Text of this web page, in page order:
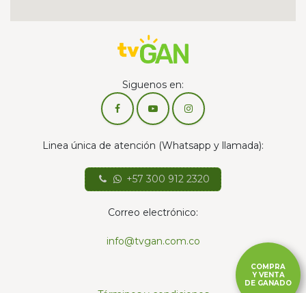
Siguenos en:
Linea única de atención (Whatsapp y llamada):
+57 300 912 2320
Correo electrónico:
info@tvgan.com.co
COMPRA
Y VENTA
DE GANADO